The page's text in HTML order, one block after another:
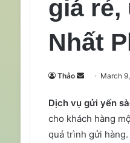
giá rẻ,
Nhất
Thảo
Send
email
March
Dịch vụ gửi yến
cho khách hàng
quá trình gửi